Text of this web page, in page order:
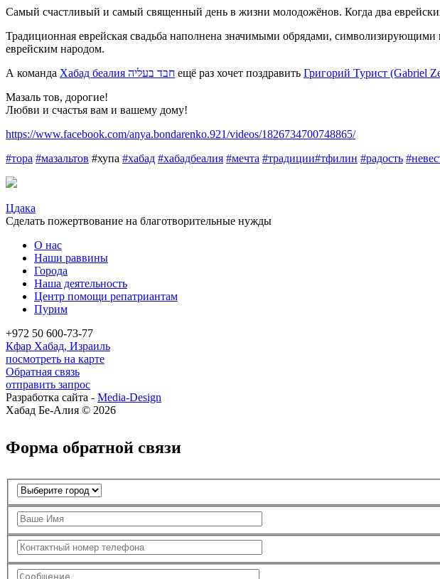
Самый счастливый и самый священный день в жизни молодожёнов. Когда два
Традиционная еврейская свадьба наполнена значимыми обрядами,
еврейским народом.
А команда
Хабад беалия חבד בעליה ещё раз хочет поздравить Григорий Турист (Gabriel
Мазаль тов, дорогие!
Любви и счастья вам и вашему дому!
https://www.facebook.com/anya.bondarenko.921/videos/1826734700748865/
#тора #мазальтов #хупа #хабад #хабадбеалия #мечта #традиции#тфилин #радость #
Цдака
Сделать пожертвование на благотворительные нужды
О нас
Наши раввины
Города
Наша деятельность
Центр помощи репатриантам
Пурим
+972 50 600-73-77
Кфар Хабад, Израиль
посмотреть на карте
Обратная связь
отправить запрос
Разработка сайта - Media-Design
Хабад Бе-Алия © 2026
Форма обратной связи